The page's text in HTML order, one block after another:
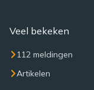
Veel bekeken
112 meldingen
Artikelen